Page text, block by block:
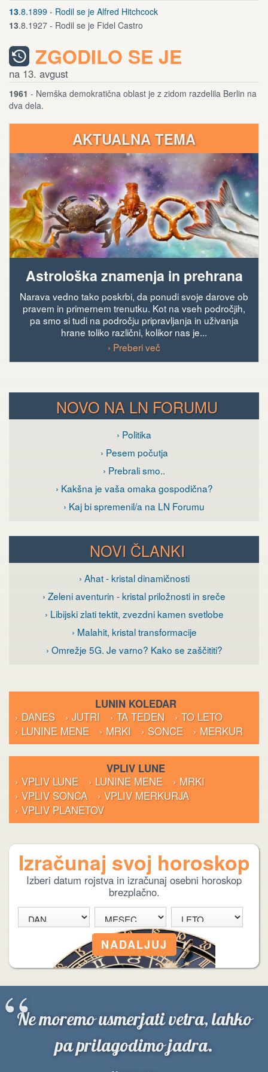
13.8.1899 - Rodil se je Alfred Hitchcock
13.8.1927 - Rodil se je Fidel Castro
ZGODILO SE JE
na 13. avgust
1961 - Nemška demokratična oblast je z zidom razdelila Berlin na
dva dela.
AKTUALNA TEMA
Astrološka znamenja in prehrana
Narava vedno tako poskrbi, da ponudi svoje darove ob
pravem in primernem trenutku. Kot na vseh področjih,
pa smo si tudi na področju pripravljanja in uživanja
hrane toliko različni, kolikor nas je...
› Preberi več
NOVO NA LN FORUMU
› Politika
› Pesem počutja
› Prebrali smo..
› Kakšna je vaša omaka gospodična?
› Kaj bi spremenil/a na LN Forumu
NOVI ČLANKI
› Ahat - kristal dinamičnosti
› Zeleni aventurin - kristal priložnosti in sreče
› Libijski zlati tektit, zvezdni kamen svetlobe
› Malahit, kristal transformacije
› Omrežje 5G. Je varno? Kako se zaščititi?
LUNIN KOLEDAR
› DANES
› JUTRI › TA TEDEN
› TO LETO
› LUNINE MENE
› MRKI › SONCE › MERKUR
VPLIV LUNE
› VPLIV LUNE
› LUNINE MENE
› MRKI
› VPLIV SONCA
› VPLIV MERKURJA
› VPLIV PLANETOV
Izračunaj svoj horoskop
Izberi datum rojstva in izračunaj osebni horoskop
brezplačno.
Ne moremo usmerjati vetra, lahko
pa prilagodimo jadra.
“